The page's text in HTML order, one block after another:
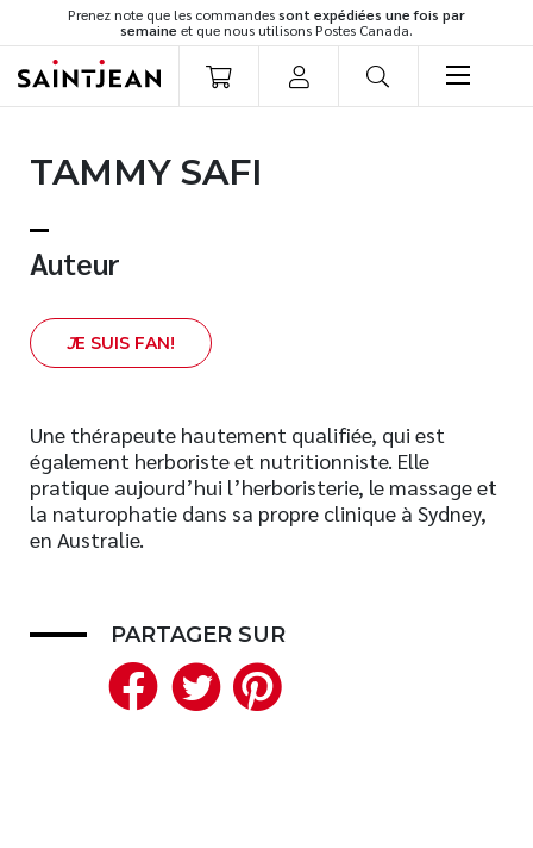
Prenez note que les commandessont expédiées une fois par
semaine et que nous utilisons Postes Canada.
Romans
Développement personnel
Spiritualité
Famille
Témoignages
Vie pratique
Finances
Livres audio
Meilleurs vendeurs
Page vedette
TAMMY SAFI
Auteur
JE SUIS FAN!
Une thérapeute hautement qualifiée, qui est
également herboriste et nutritionniste. Elle
pratique aujourd’hui l’herboristerie, le massage et
la naturophatie dans sa propre clinique à Sydney,
en Australie.
PARTAGER SUR
Facebook
Twitter